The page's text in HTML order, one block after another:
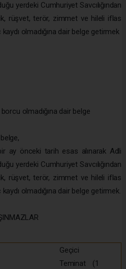
yerdeki Cumhuriyet Savcılığından
rüşvet, terör, zimmet ve hileli iflas
olmadığına dair belge getirmek
olmadığına dair belge
ay önceki tarih esas alınarak Adli
yerdeki Cumhuriyet Savcılığından
rüşvet, terör, zimmet ve hileli iflas
olmadığına dair belge getirmek.
Geçici
Teminat (1